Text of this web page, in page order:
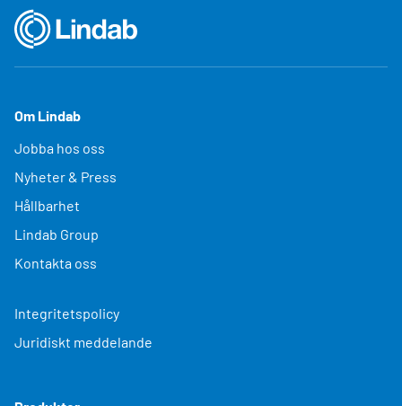
Om Lindab
Jobba hos oss
Nyheter & Press
Hållbarhet
Lindab Group
Kontakta oss
Integritetspolicy
Juridiskt meddelande